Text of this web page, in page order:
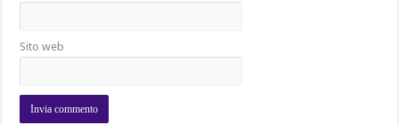
Sito web